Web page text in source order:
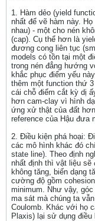
1. Hàm dẻo (yield
nhất để vẽ hàm này.
nhau) - một cho nén
(cap). Cụ thể hơn là
đương cong liên tục
models có tồn tại một
trong nén đẳng hướng
khắc phục điểm yếu
thêm một function thứ
cái chỗ điểm cắt kỳ dị
hơn cam-clay vì hình
ứng xử thật của đất
reference của Hậu đưa
2. Điều kiện phá hoại:
các mô hình khác đó
state line). Theo định
nhất định thì vật liệu sẽ
không tăng, biến dạng
cường độ gồm
minimum. Như vậy,
ma sát mà chúng ta
Coulomb. Khác với họ
Plaxis) lại sử dụng điều